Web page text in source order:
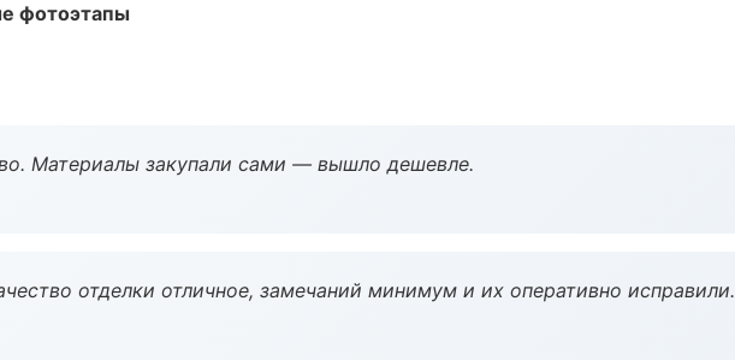
фотоэтапы
Материалы закупали сами — вышло дешевле.
отделки отличное, замечаний минимум и их оперативно исправили.